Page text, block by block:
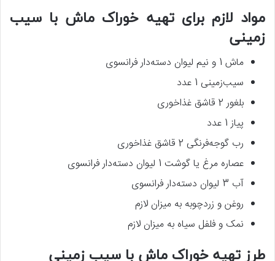
مواد لازم برای تهیه خوراک ماش با سیب‌
زمینی
ماش 1 و نیم لیوان دسته‌دار فرانسوی
سیب‌زمینی 1 عدد
بلغور 2 قاشق غذاخوری
پیاز 1 عدد
رب گوجه‌فرنگی 2 قاشق غذاخوری
عصاره مرغ یا گوشت 1 لیوان دسته‌دار فرانسوی
آب 3 لیوان دسته‌دار فرانسوی
روغن و زردچوبه به میزان لازم
نمک و فلفل سیاه به میزان لازم
طرز تهیه خوراک ماش با سیب‌ زمینی